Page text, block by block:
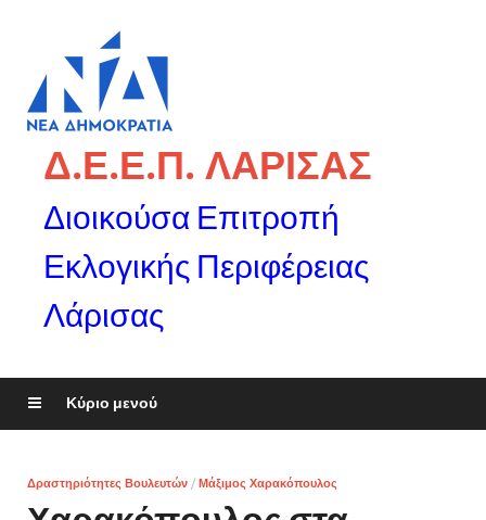
Δ.Ε.Ε.Π. ΛΑΡΙΣΑΣ
Διοικούσα Επιτροπή
Εκλογικής Περιφέρειας
Λάρισας
Κύριο μενού
Δραστηριότητες Βουλευτών / Μάξιμος Χαρακόπουλος